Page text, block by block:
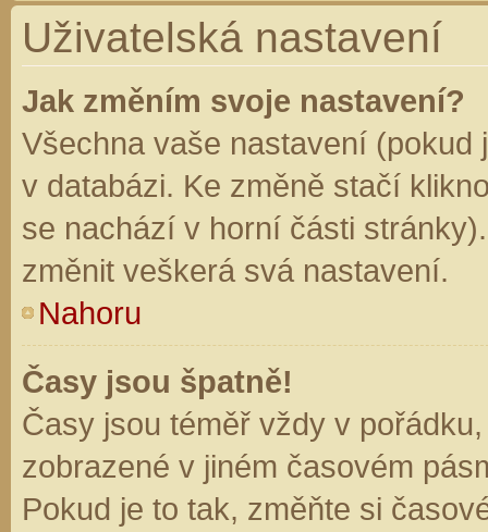
Uživatelská nastavení
Jak změním svoje nastavení?
Všechna vaše nastavení (pokud
v databázi. Ke změně stačí
se nachází v horní části
změnit veškerá svá nastavení.
Nahoru
Časy jsou špatně!
Časy jsou téměř vždy v
zobrazené v jiném časovém
Pokud je to tak, změňte si